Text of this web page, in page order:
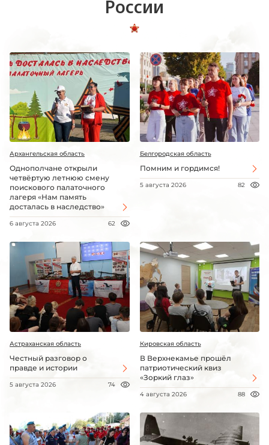
России
Архангельская область
Однополчане открыли
четвёртую летнюю смену
поискового палаточного
лагеря «Нам память
досталась в наследство»
6 августа 2026 62
Белгородская область
Помним и гордимся!
5 августа 2026 82
Астраханская область
Честный разговор о
правде и истории
5 августа 2026 74
Кировская область
В Верхнекамье прошёл
патриотический квиз
«Зоркий глаз»
4 августа 2026 88